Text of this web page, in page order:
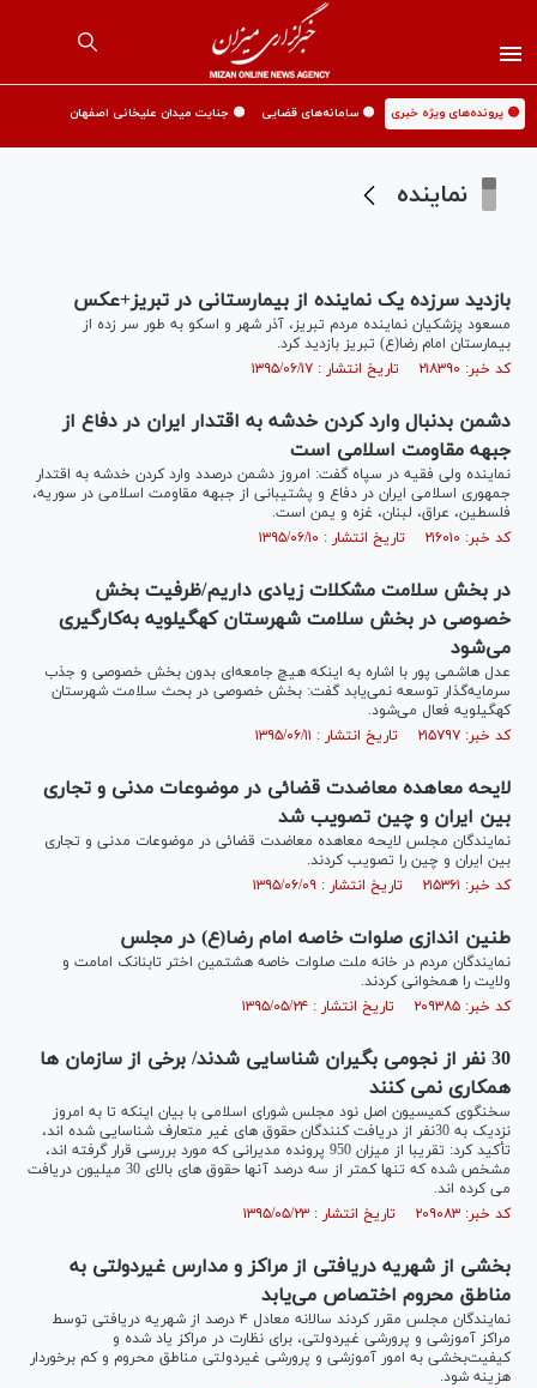
🟡 پرونده‌های ویژه خبری 🟡 سامانه‌های قضایی 🟡 جنایت میدان علیخانی اصفهان
نماینده
بازدید سرزده یک نماینده از بیمارستانی در تبریز+عکس
مسعود پزشکیان نماینده مردم تبریز، آذر شهر و اسکو به طور سر زده از
بیمارستان امام رضا(ع) تبریز بازدید کرد.
کد خبر: ۲۱۸۳۹۰ تاریخ انتشار : ۱۳۹۵/۰۶/۱۷
دشمن بدنبال وارد کردن خدشه به اقتدار ایران در دفاع از
جبهه مقاومت اسلامی است
نماینده ولی فقیه در سپاه گفت: امروز دشمن درصدد وارد کردن خدشه به اقتدار
جمهوری اسلامی ایران در دفاع و پشتیبانی از جبهه مقاومت اسلامی در سوریه،
فلسطین، عراق، لبنان، غزه و یمن است.
کد خبر: ۲۱۶۰۱۰ تاریخ انتشار : ۱۳۹۵/۰۶/۱۰
در بخش سلامت مشکلات زیادی داریم/ظرفیت‌ بخش
خصوصی در بخش سلامت شهرستان کهگیلویه به‌کارگیری
می‌شود
عدل هاشمی پور با اشاره به اینکه هیچ جامعه‌ای بدون بخش خصوصی و جذب
سرمایه‌گذار توسعه نمی‌یابد گفت: بخش خصوصی در بحث سلامت شهرستان
کهگیلویه فعال می‌شود.
کد خبر: ۲۱۵۷۹۷ تاریخ انتشار : ۱۳۹۵/۰۶/۱۱
لایحه معاهده معاضدت قضائی در موضوعات مدنی و تجاری
بین ایران و چین تصویب شد
نمایندگان مجلس لایحه معاهده معاضدت قضائی در موضوعات مدنی و تجاری
بین ایران و چین را تصویب کردند.
کد خبر: ۲۱۵۳۶۱ تاریخ انتشار : ۱۳۹۵/۰۶/۰۹
طنین اندازی صلوات خاصه امام رضا(ع) در مجلس
نمایندگان مردم در خانه ملت صلوات خاصه هشتمین اختر تابنانک امامت و
ولایت را همخوانی کردند.
کد خبر: ۲۰۹۳۸۵ تاریخ انتشار : ۱۳۹۵/۰۵/۲۴
30 نفر از نجومی بگیران شناسایی شدند/ برخی از سازمان ها
همکاری نمی کنند
سخنگوی کمیسیون اصل نود مجلس شورای اسلامی با بیان اینکه تا به امروز
نزدیک به 30نفر از دریافت کنندگان حقوق های غیر متعارف شناسایی شده اند،
تأکید کرد: تقریبا از میزان 950 پرونده مدیرانی که مورد بررسی قرار گرفته اند،
مشخص شده که تنها کمتر از سه درصد آنها حقوق های بالای 30 میلیون دریافت
می کرده اند.
کد خبر: ۲۰۹۰۸۳ تاریخ انتشار : ۱۳۹۵/۰۵/۲۳
بخشی از شهریه دریافتی از مراکز و مدارس غیردولتی به
مناطق محروم اختصاص می‌یابد
نمایندگان مجلس مقرر کردند سالانه معادل ۴ درصد از شهریه دریافتی توسط
مراکز آموزشی و پرورشی غیردولتی، برای نظارت در مراکز یاد شده و
کیفیت‌بخشی به امور آموزشی و پرورشی غیردولتی مناطق محروم و کم برخوردار
هزینه شود.